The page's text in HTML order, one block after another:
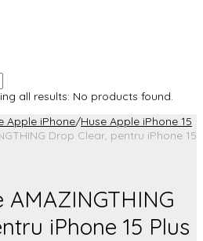
all results: No products found.
Apple iPhone/Huse Apple iPhone 15
Drop Clear, pentru iPhone 15
iPhone 15 Plus